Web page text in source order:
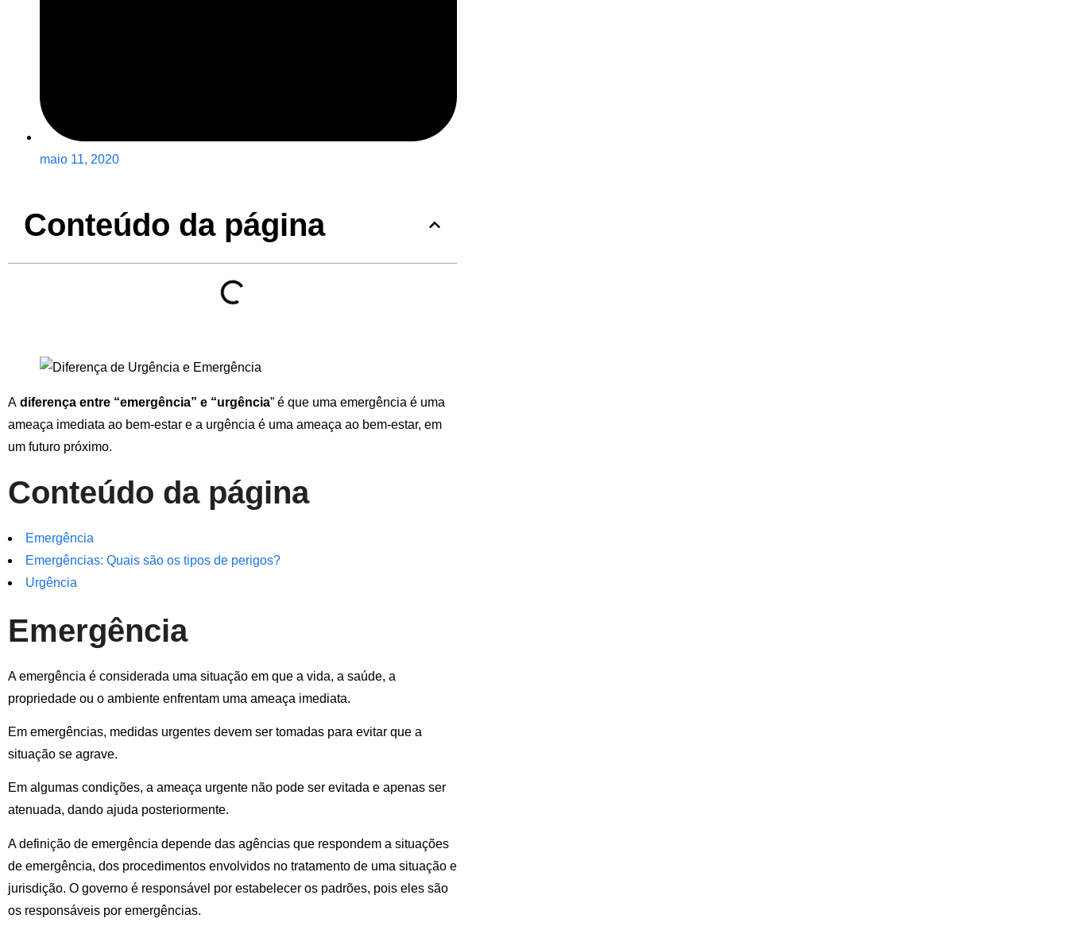
maio 11, 2020
Conteúdo da página
A diferença entre “emergência” e “urgência” é que uma emergência é uma
ameaça imediata ao bem-estar e a urgência é uma ameaça ao bem-estar, em
um futuro próximo.
Conteúdo da página
Emergência
Emergências: Quais são os tipos de perigos?
Urgência
Emergência
A emergência é considerada uma situação em que a vida, a saúde, a
propriedade ou o ambiente enfrentam uma ameaça imediata.
Em emergências, medidas urgentes devem ser tomadas para evitar que a
situação se agrave.
Em algumas condições, a ameaça urgente não pode ser evitada e apenas ser
atenuada, dando ajuda posteriormente.
A definição de emergência depende das agências que respondem a situações
de emergência, dos procedimentos envolvidos no tratamento de uma situação e
jurisdição. O governo é responsável por estabelecer os padrões, pois eles são
os responsáveis ​​por emergências.